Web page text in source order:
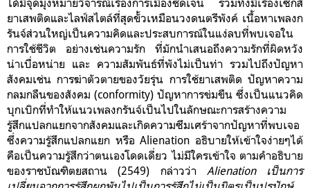
ได้มีจุดมุ่งหมายวิจารณ์เรื่องการเมืองชัดเจน รวมทั้งมีเรื่องเซ็กส์
ยาเสพติดและไลฟ์สไตล์ที่สุดขั้วเหมือนวงดนตรีพังค์ เนื้อหาเพลงก
รันจ์ส่วนใหญ่เป็นความคิดและประสบการณ์ในแง่ลบที่พบเจอใน
การใช้ชีวิต อย่างเช่นความรัก ที่มักนำเสนอถึงความรักที่ผิดหวัง
น่าเบื่อหน่าย และ ความสัมพันธ์ที่พังไม่เป็นท่า รวมไปถึงปัญหา
สังคมเช่น การฆ่าตัวตายของวัยรุ่น การใช้ยาเสพติด ปัญหาความ
กลมกลืนของสังคม (conformity) ปัญหาการข่มขืน ซึ่งเป็นแนวคิด
บุกเบิกที่ทำให้แนวเพลงกรันจ์เป็นไปในลักษณะการสร้างความ
รู้สึกแปลกแยกจากสังคมและเกิดความซึมเศร้าจากปัญหาที่พบเจอ
ซึ่งความรู้สึกแปลกแยก หรือ Alienation อธิบายให้เข้าใจง่ายๆได้
คือเป็นความรู้สึกว่าตนเองโดดเดี่ยว ไม่มีใครเข้าใจ ตามคำอธิบาย
ของราชบัณฑิตยสถาน (2549) กล่าวว่า Alienation เป็นการ